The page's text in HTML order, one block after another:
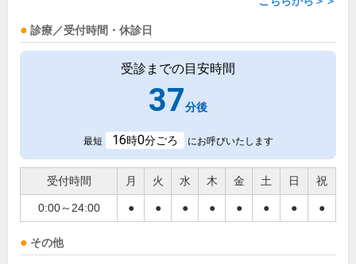
診療／受付時間・休診日
受診までの目安時間
37分後
最短 16時0分ごろ にお呼びいたします
受付時間 月 火 水 木 金 土 日 祝
0:00～24:00 ● ● ● ● ● ● ● ●
その他